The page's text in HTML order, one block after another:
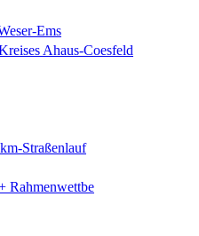
Ems
Ahaus-Coesfeld
Straßenlauf
Rahmenwettbe